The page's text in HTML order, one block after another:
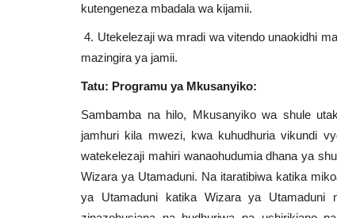
kutengeneza mbadala wa kijamii.
4. Utekelezaji wa mradi wa vitendo unaokidhi
mazingira ya jamii.
Tatu: Programu ya Mkusanyiko:
Sambamba na hilo, Mkusanyiko wa shule
jamhuri kila mwezi, kwa kuhudhuria vikundi
watekelezaji mahiri wanaohudumia dhana ya
Wizara ya Utamaduni. Na itaratibiwa katika
ya Utamaduni katika Wizara ya